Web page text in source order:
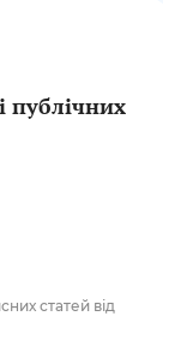
публічних
статей від